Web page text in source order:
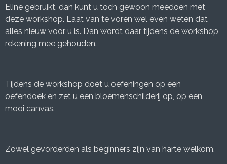
Eline gebruikt, dan kunt u toch gewoon meedoen met
deze workshop. Laat van te voren wel even weten dat
alles nieuw voor u is. Dan wordt daar tijdens de workshop
rekening mee gehouden.
Tijdens de workshop doet u oefeningen op een
oefendoek en zet u een bloemenschilderij op, op een
mooi canvas.
Zowel gevorderden als beginners zijn van harte welkom.